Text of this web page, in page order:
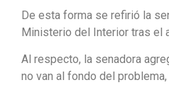
De esta forma se refirió la
Ministerio del Interior tras el
Al respecto, la senadora
no van al fondo del